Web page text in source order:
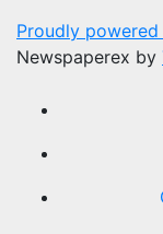
Proudly
Newspaperex by